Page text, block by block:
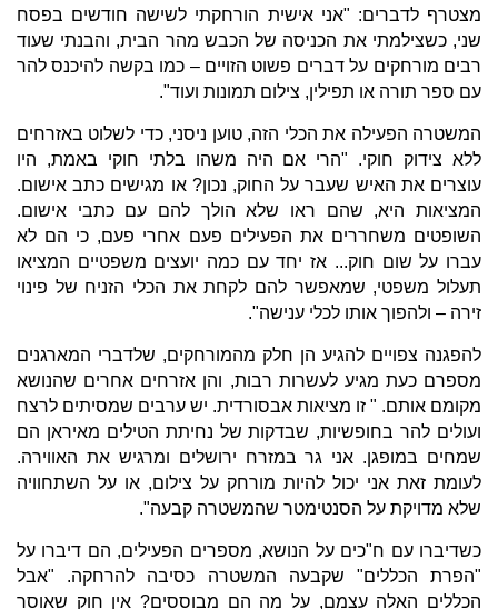
מצטרף לדברים: "אני אישית הורחקתי לשישה חודשים בפסח
שני, כשצילמתי את הכניסה של הכבש מהר הבית, והבנתי שעוד
רבים מורחקים על דברים פשוט הזויים – כמו בקשה להיכנס להר
עם ספר תורה או תפילין, צילום תמונות ועוד".
המשטרה הפעילה את הכלי הזה, טוען ניסני, כדי לשלוט באזרחים
ללא צידוק חוקי. "הרי אם היה משהו בלתי חוקי באמת, היו
עוצרים את האיש שעבר על החוק, נכון? או מגישים כתב אישום.
המציאות היא, שהם ראו שלא הולך להם עם כתבי אישום.
השופטים משחררים את הפעילים פעם אחרי פעם, כי הם לא
עברו על שום חוק... אז יחד עם כמה יועצים משפטיים המציאו
תעלול משפטי, שמאפשר להם לקחת את הכלי הזניח של פינוי
זירה – ולהפוך אותו לכלי ענישה".
להפגנה צפויים להגיע הן חלק מהמורחקים, שלדברי המארגנים
מספרם כעת מגיע לעשרות רבות, והן אזרחים אחרים שהנושא
מקומם אותם. " זו מציאות אבסורדית. יש ערבים שמסיתים לרצח
ועולים להר בחופשיות, שבדקות של נחיתת הטילים מאיראן הם
שמחים במופגן. אני גר במזרח ירושלים ומרגיש את האווירה.
לעומת זאת אני יכול להיות מורחק על צילום, או על השתחוויה
שלא מדויקת על הסנטימטר שהמשטרה קבעה".
כשדיברו עם ח"כים על הנושא, מספרים הפעילים, הם דיברו על
"הפרת הכללים" שקבעה המשטרה כסיבה להרחקה. "אבל
הכללים האלה עצמם, על מה הם מבוססים? אין חוק שאוסר